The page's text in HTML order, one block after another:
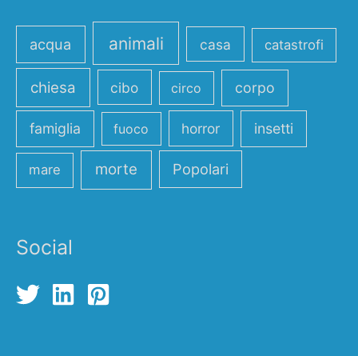
acqua animali casa catastrofi
chiesa cibo circo corpo
famiglia fuoco horror insetti
mare morte Popolari
Social